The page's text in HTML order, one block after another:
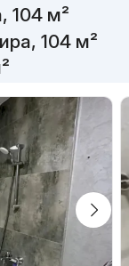
104 м²
104 м²